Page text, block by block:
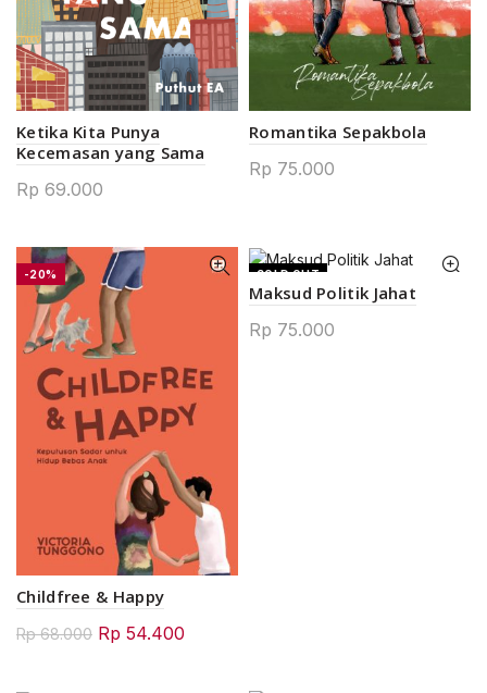
Ketika Kita Punya
Kecemasan yang Sama
Rp 69.000
Romantika Sepakbola
Rp 75.000
-20%
Childfree & Happy
Rp68.000 Original
Rp 54.400
SOLD OUT
Maksud Politik Jahat
Rp 75.000